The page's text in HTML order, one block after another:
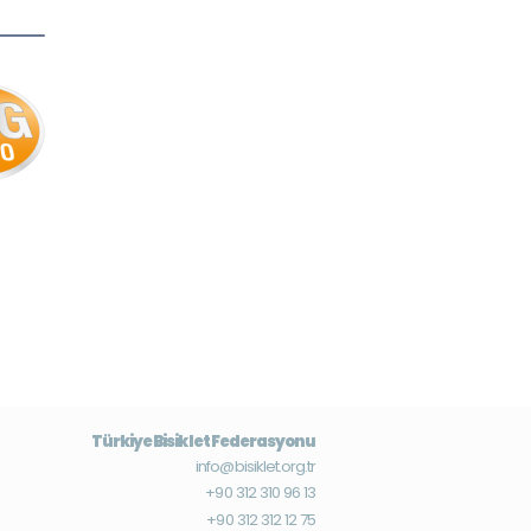
Türkiye Bisiklet Federasyonu
info@bisiklet.org.tr
+90 312 310 96 13
+90 312 312 12 75